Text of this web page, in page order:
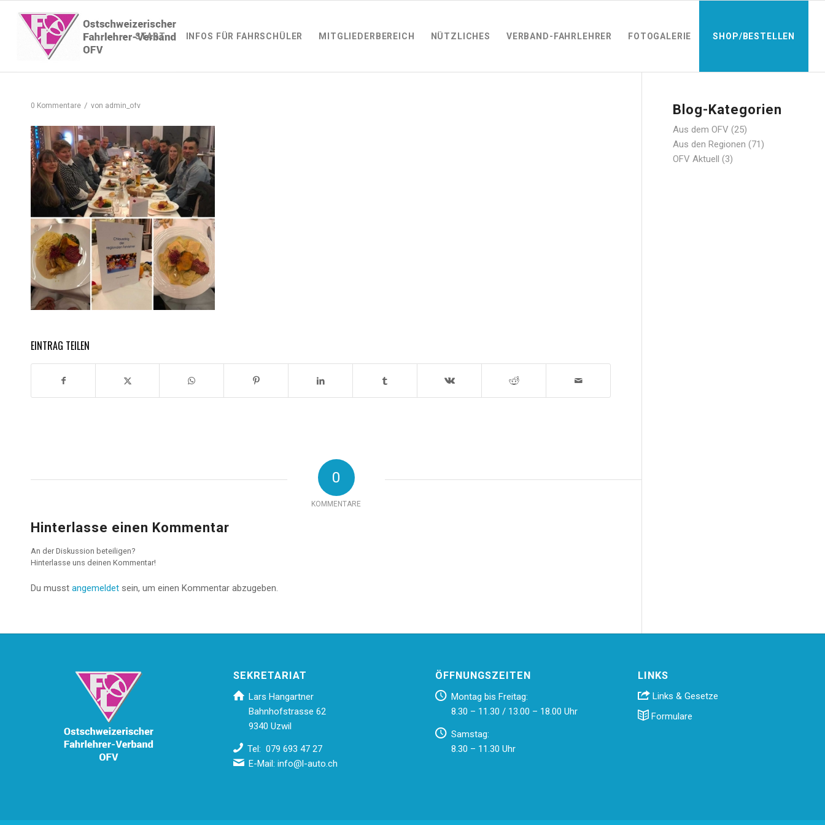
START INFOS FÜR FAHRSCHÜLER MITGLIEDERBEREICH NÜTZLICHES VERBAND-FAHRLEHRER FOTOGALERIE SHOP/BESTELLEN
0 Kommentare / von admin_ofv
EINTRAG TEILEN
0
KOMMENTARE
Hinterlasse einen Kommentar
An der Diskussion beteiligen?
Hinterlasse uns deinen Kommentar!
Du musst angemeldet sein, um einen Kommentar abzugeben.
Blog-Kategorien
Aus dem OFV (25)
Aus den Regionen (71)
OFV Aktuell (3)
SEKRETARIAT
Lars Hangartner
Bahnhofstrasse 62
9340 Uzwil
Tel: 079 693 47 27
E-Mail:info@l-auto.ch
ÖFFNUNGSZEITEN
Montag bis Freitag:
8.30 – 11.30 / 13.00 – 18.00 Uhr
Samstag:
8.30 – 11.30 Uhr
LINKS
Links & Gesetze
Formulare